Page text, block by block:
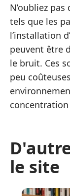
N’oubliez pas
tels que les
l’installation
peuvent être
le bruit. Ces
peu
le site